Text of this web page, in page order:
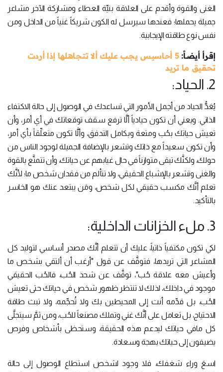
الغنى والقوة وأقدم على العلاقة بنيِّة العطاء ومشاركة الآخر مشاعر
جميلة يحملها؛ فعندها سيرسل له الكون شريكاً غنياً من الداخل ومن
نفس نوع طاقته الإيجابية.
إقرأ أيضاً:
5 أحاسيس يجب عليك ألا تتجاهلها إذا أردت
تحقيق ما تريد
2. الحياد:
يُعَدُّ الحياد من أجمل الأمور التي تساعدك في الوصول إلى حالة الاكتفاء
الذاتي. ويعني أن تكون حيادياً ألَّا ترفع سقف توقعاتك في أي أمر، وأن
تعيش حياتك بحُب ومتعة وبكامل التدفق، وألَّا تكون متعلِّقاً بأي أمر،
وأن تكون سعيداً مع ذاتك وتشعر بالإضافة الجميلة لوجود الناس من
حولك، ولكنَّك تبقى متوازناً في حال غيابهم عن حياتك، وأن تتمتَّع بالقوة
والغنى وتشعر بالإشباع الحقيقي، ولا تتألم من فقدان شخص ما؛ لأنَّك
تعلم أنَّك مكسب حقيقي لكل شخص، ومَن يبتعد عنك هو الخاسر
بالتأكيد.
3. ملء الخزانات الداخلية:
لكي تكون مكتفياً ذاتياً، عليك أن تتعلم أنَّك مصدر أساسي لتوليد كل
المشاعر التي تريدها، فتوقَّف عن قول "أرغب أن ألتقي بشخص ما
وأعيش معه علاقة حُب"، توقَّف عن شحذ الحُب، فالحُب الحقيقي
موجود في داخلك، لذلك لا تنتظر ظهور شخص في حياتك حتى تعيش
الحُب، بل قدِّمه أنت إلى المحيطين بك ولا تُحجِّمه، ولا تبث طاقة
الاحتياج، بل تعامل على أنَّك غني وتملك مصنعاً للحُب، ومن ثمَّ سيتجلَّى
كل مافي حياتك ليدعم هذه الحقيقة، وستحظى بأشخاص وفرص
يضيفون إلى حياتك بهجة وسعادة.
اسعَ وراء شغفك، فلا وجود لشخص استطاع الوصول إلى حالة